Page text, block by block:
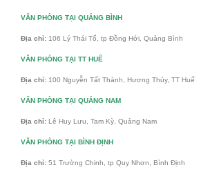
VĂN PHÒNG TẠI QUẢNG BÌNH
Địa chỉ: 106 Lý Thái Tổ, tp Đồng Hới, Quảng Bình
VĂN PHÒNG TẠI TT HUẾ
Địa chỉ: 100 Nguyễn Tất Thành, Hương Thủy, TT Huế
VĂN PHÒNG TẠI QUẢNG NAM
Địa chỉ: Lê Huy Lưu, Tam Kỳ, Quảng Nam
VĂN PHÒNG TẠI BÌNH ĐỊNH
Địa chỉ: 51 Trường Chinh, tp Quy Nhơn, Bình Định